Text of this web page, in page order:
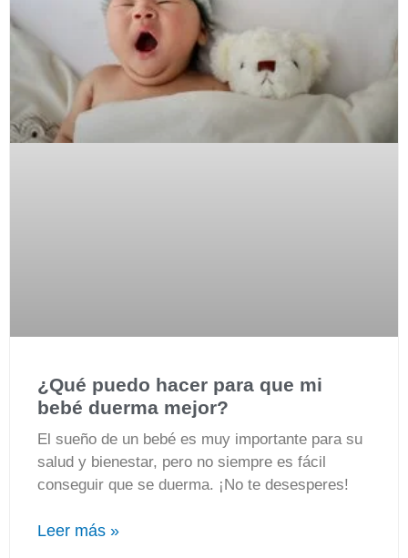
¿Qué puedo hacer para que mi
bebé duerma mejor?
El sueño de un bebé es muy importante para su
salud y bienestar, pero no siempre es fácil
conseguir que se duerma. ¡No te desesperes!
Leer más »